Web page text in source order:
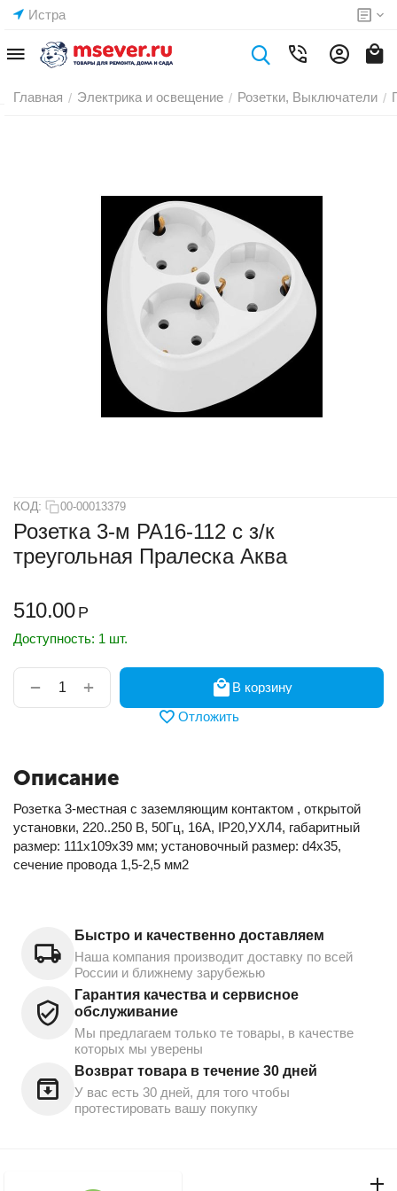
Истра
Главная / Электрика и освещение / Розетки, Выключатели /
КОД: 00-00013379
Розетка 3-м РА16-112 с з/к
треугольная Пралеска Аква
510.00 Р
Доступность: 1 шт.
+
−
В корзину
Отложить
Описание
Розетка 3-местная с заземляющим контактом , открытой
установки, 220..250 В, 50Гц, 16А, IP20,УХЛ4, габаритный
размер: 111х109х39 мм; установочный размер: d4х35,
сечение провода 1,5-2,5 мм2
Быстро и качественно доставляем
Наша компания производит доставку по всей
России и ближнему зарубежью
Гарантия качества и сервисное
обслуживание
Мы предлагаем только те товары, в качестве
которых мы уверены
Возврат товара в течение 30 дней
У вас есть 30 дней, для того чтобы
протестировать вашу покупку